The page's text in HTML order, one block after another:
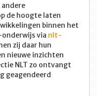
andere
de hoogte laten
binnen het
via nlt-
zij daar hun
nieuwe inzichten
NLT zo ontvangt
geagendeerd